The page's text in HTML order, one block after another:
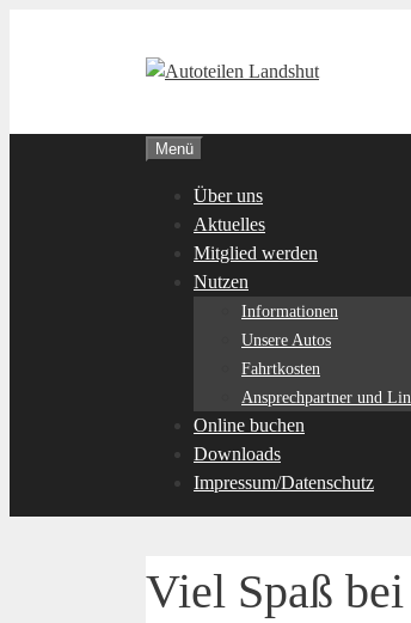
Menü
Über uns
Aktuelles
Mitglied werden
Nutzen
Informationen
Unsere Autos
Fahrtkosten
Ansprechpartner und
Online buchen
Downloads
Impressum/Datenschutz
Viel Spaß